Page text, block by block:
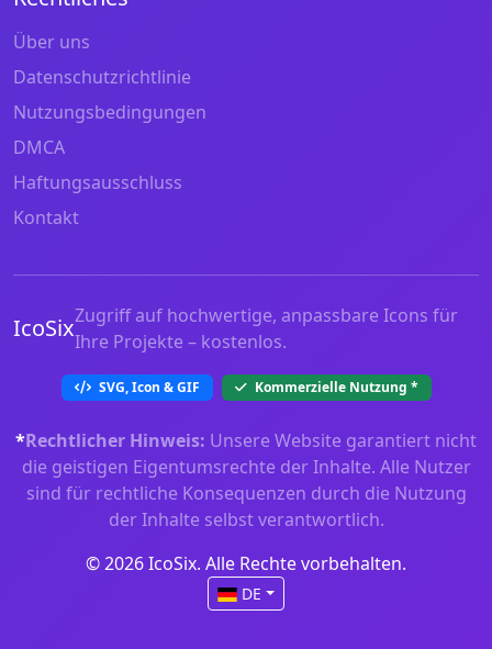
Über uns
Datenschutzrichtlinie
Nutzungsbedingungen
DMCA
Haftungsausschluss
Kontakt
IcoSixZugriff auf hochwertige, anpassbare Icons für
Ihre Projekte – kostenlos.
SVG, Icon & GIF Kommerzielle Nutzung *
*Rechtlicher Hinweis: Unsere Website garantiert nicht
die geistigen Eigentumsrechte der Inhalte. Alle Nutzer
sind für rechtliche Konsequenzen durch die Nutzung
der Inhalte selbst verantwortlich.
© 2026 IcoSix. Alle Rechte vorbehalten.
DE